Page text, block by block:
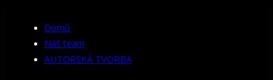
Domů
Náš team
AUTORSKÁ TVORBA